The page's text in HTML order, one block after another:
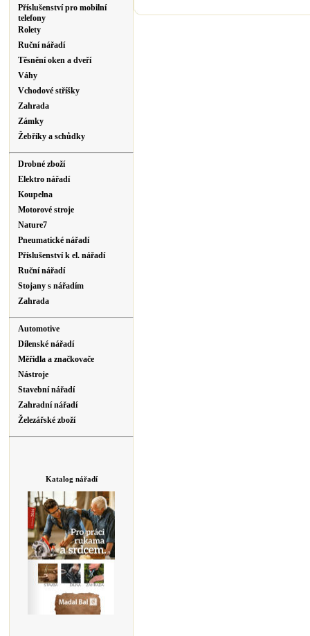
Příslušenství pro mobilní
telefony
Rolety
Ruční nářadí
Těsnění oken a dveří
Váhy
Vchodové stříšky
Zahrada
Zámky
Žebříky a schůdky
Drobné zboží
Elektro nářadí
Koupelna
Motorové stroje
Nature7
Pneumatické nářadí
Příslušenství k el. nářadí
Ruční nářadí
Stojany s nářadím
Zahrada
Automotive
Dílenské nářadí
Měřidla a značkovače
Nástroje
Stavební nářadí
Zahradní nářadí
Železářské zboží
Katalog nářadí